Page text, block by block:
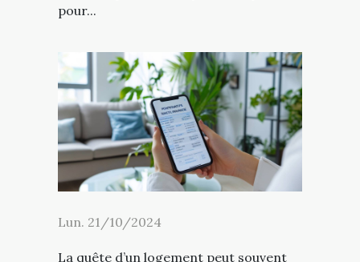
pour...
Lun. 21/10/2024
La quête d’un logement peut souvent